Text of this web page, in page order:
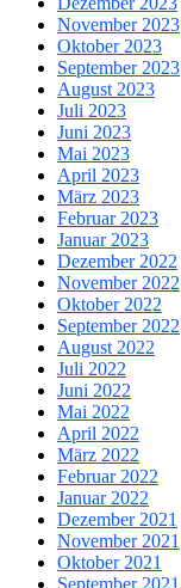
November 2023
Oktober 2023
September 2023
August 2023
Juli 2023
Juni 2023
Mai 2023
April 2023
März 2023
Februar 2023
Januar 2023
Dezember 2022
November 2022
Oktober 2022
September 2022
August 2022
Juli 2022
Juni 2022
Mai 2022
April 2022
März 2022
Februar 2022
Januar 2022
Dezember 2021
November 2021
Oktober 2021
September 2021